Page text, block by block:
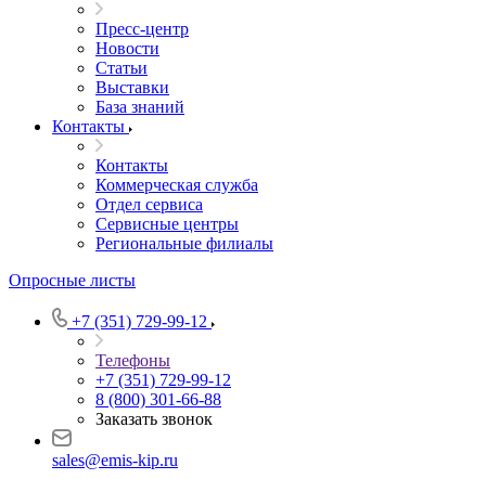
Пресс-центр
Новости
Статьи
Выставки
База знаний
Контакты
Контакты
Коммерческая служба
Отдел сервиса
Сервисные центры
Региональные филиалы
Опросные листы
+7 (351) 729-99-12
Телефоны
+7 (351) 729-99-12
8 (800) 301-66-88
Заказать звонок
sales@emis-kip.ru